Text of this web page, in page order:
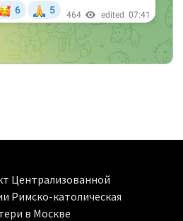
Централизованной
Римско-католическая
в Москве